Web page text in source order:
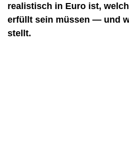
realistisch in Euro ist,
erfüllt sein müssen — und
stellt.